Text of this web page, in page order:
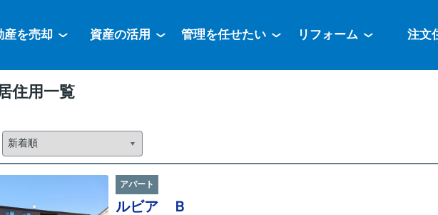
産を売却 資産の活用 管理を任せたい リフォーム 注文
住用一覧
アパート
ルビア Ｂ